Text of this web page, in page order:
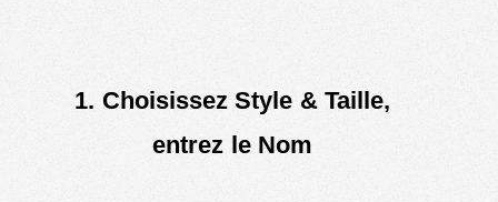
1. Choisissez Style & Taille,
entrez le Nom